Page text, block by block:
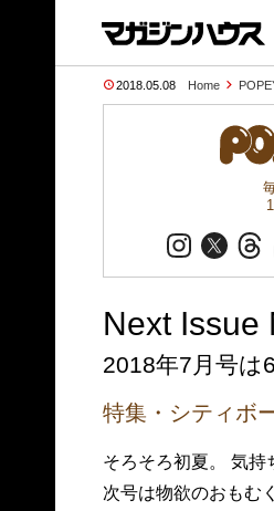
2018.05.08 Home
Next Issue
2018年7月号は
特集・シティボ
そろそろ初夏。 気持
次号は物欲のおもむ